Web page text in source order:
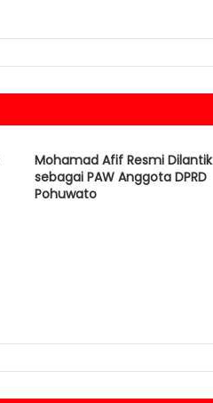
Mohamad Afif Resmi Dilantik
sebagai PAW Anggota DPRD
Pohuwato